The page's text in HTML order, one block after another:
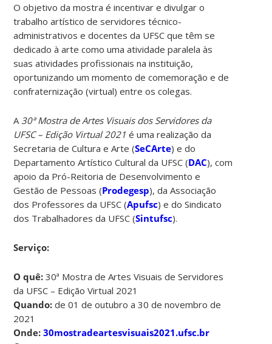
O objetivo da mostra é incentivar e divulgar o
trabalho artístico de servidores técnico-
administrativos e docentes da UFSC que têm se
dedicado à arte como uma atividade paralela às
suas atividades profissionais na instituição,
oportunizando um momento de comemoração e de
confraternização (virtual) entre os colegas.
A 30ª Mostra de Artes Visuais dos Servidores da
UFSC – Edição Virtual 2021 é uma realização da
Secretaria de Cultura e Arte (SeCArte) e do
Departamento Artístico Cultural da UFSC (DAC), com
apoio da Pró-Reitoria de Desenvolvimento e
Gestão de Pessoas (Prodegesp), da Associação
dos Professores da UFSC (Apufsc) e do Sindicato
dos Trabalhadores da UFSC (Sintufsc).
Serviço:
O quê: 30ª Mostra de Artes Visuais de Servidores
da UFSC – Edição Virtual 2021
Quando: de 01 de outubro a 30 de novembro de
2021
Onde:30mostradeartesvisuais2021.ufsc.br